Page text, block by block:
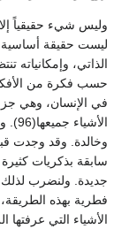
الذاتي، وإمكانياته
حسب فكرة من
في الإنسان، وهي
وخالدة. وقد وجدت
سابقة بذكريات
جديدة. ولنضرب لذلك
فطرية بهذه